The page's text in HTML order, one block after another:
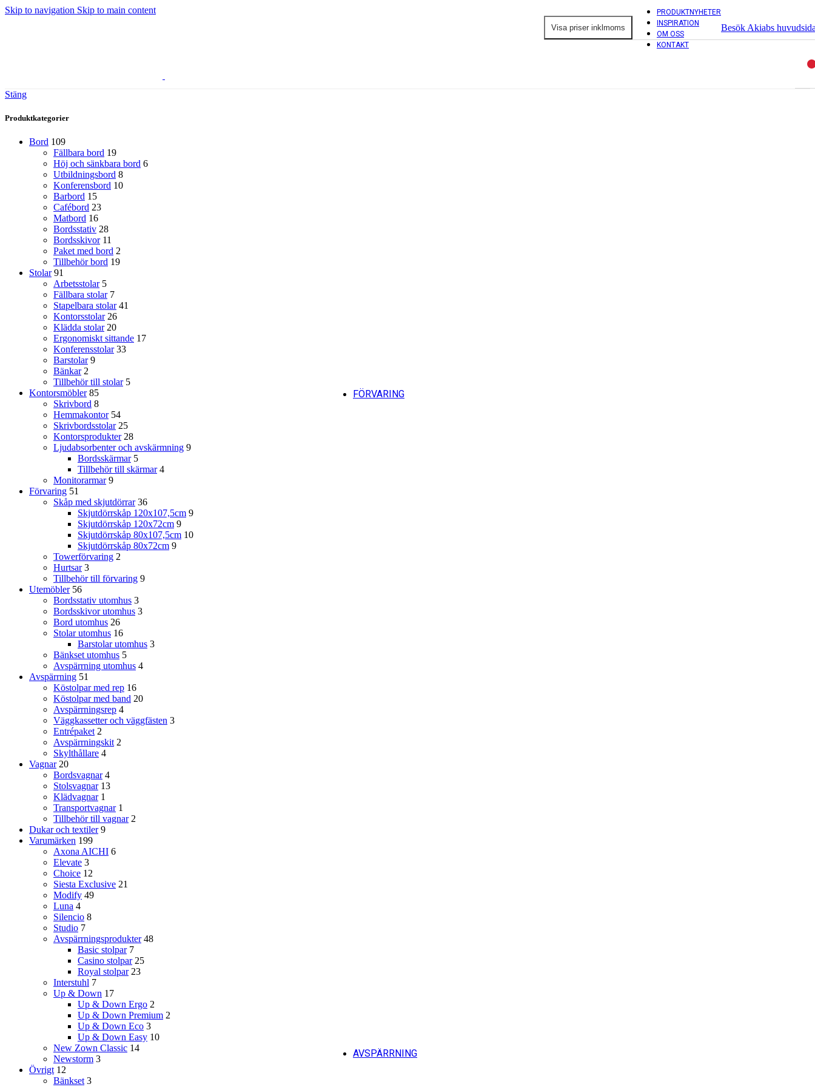
Skip to navigation Skip to main content
PRODUKTNYHETER
INSPIRATION
OM OSS
KONTAKT
Besök Akiabs
FÖRVARING
AVSPÄRRNING
Stäng
Produktkategorier
Bord 109
Fällbara bord 19
Höj och sänkbara bord 6
Utbildningsbord 8
Konferensbord 10
Barbord 15
Cafébord 23
Matbord 16
Bordsstativ 28
Bordsskivor 11
Paket med bord 2
Tillbehör bord 19
Stolar 91
Arbetsstolar 5
Fällbara stolar 7
Stapelbara stolar 41
Kontorsstolar 26
Klädda stolar 20
Ergonomiskt sittande 17
Konferensstolar 33
Barstolar 9
Bänkar 2
Tillbehör till stolar 5
Kontorsmöbler 85
Skrivbord 8
Hemmakontor 54
Skrivbordsstolar 25
Kontorsprodukter 28
Ljudabsorbenter och avskärmning 9
Bordsskärmar 5
Tillbehör till skärmar 4
Monitorarmar 9
Förvaring 51
Skåp med skjutdörrar 36
Skjutdörrskåp 120x107,5cm 9
Skjutdörrskåp 120x72cm 9
Skjutdörrskåp 80x107,5cm 10
Skjutdörrskåp 80x72cm 9
Towerförvaring 2
Hurtsar 3
Tillbehör till förvaring 9
Utemöbler 56
Bordsstativ utomhus 3
Bordsskivor utomhus 3
Bord utomhus 26
Stolar utomhus 16
Barstolar utomhus 3
Bänkset utomhus 5
Avspärrning utomhus 4
Avspärrning 51
Köstolpar med rep 16
Köstolpar med band 20
Avspärrningsrep 4
Väggkassetter och väggfästen 3
Entrépaket 2
Avspärrningskit 2
Skylthållare 4
Vagnar 20
Bordsvagnar 4
Stolsvagnar 13
Klädvagnar 1
Transportvagnar 1
Tillbehör till vagnar 2
Dukar och textiler 9
Varumärken 199
Axona AICHI 6
Elevate 3
Choice 12
Siesta Exclusive 21
Modify 49
Luna 4
Silencio 8
Studio 7
Avspärrningsprodukter 48
Basic stolpar 7
Casino stolpar 25
Royal stolpar 23
Interstuhl 7
Up & Down 17
Up & Down Ergo 2
Up & Down Premium 2
Up & Down Eco 3
Up & Down Easy 10
New Zown Classic 14
Newstorm 3
Övrigt 12
Bänkset 3